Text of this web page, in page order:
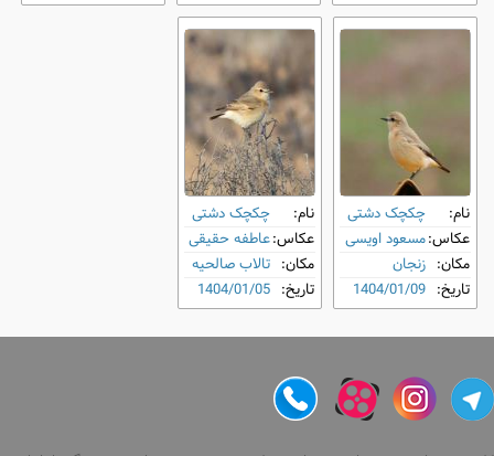
نام:
چکچک دشتی
عکاس:مسعود اویسی
مکان: زنجان
تاریخ: 1404/01/09
نام:
چکچک دشتی
عکاس:عاطفه حقیقی
مکان: تالاب صالحیه
تاریخ: 1404/01/05